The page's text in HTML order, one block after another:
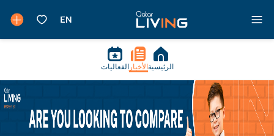
الرئيسية الأخبار الفعاليات